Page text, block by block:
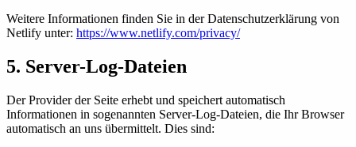
Weitere Informationen finden Sie in der Datenschutzerklärung von
Netlify unter: https://www.netlify.com/privacy/
5. Server-Log-Dateien
Der Provider der Seite erhebt und speichert automatisch
Informationen in sogenannten Server-Log-Dateien, die Ihr Browser
automatisch an uns übermittelt. Dies sind: